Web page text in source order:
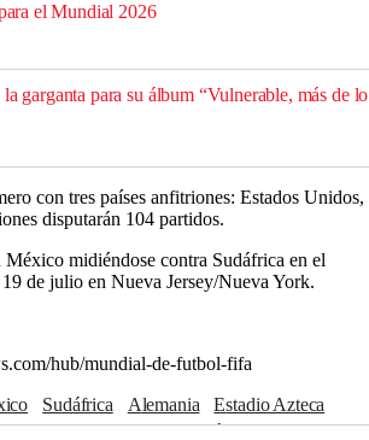
el Mundial 2026
garganta para su álbum “Vulnerable, más de lo
con tres países anfitriones: Estados Unidos,
disputarán 104 partidos.
midiéndose contra Sudáfrica en el
de julio en Nueva Jersey/Nueva York.
hub/mundial-de-futbol-fifa
Sudáfrica Alemania
Estadio Azteca
Jersey Nueva York Canadá